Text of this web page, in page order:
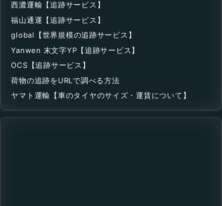
西濃運輸【追跡サービス】
福山通運【追跡サービス】
global【世界規模の追跡サービス】
Yanwen 末文字YP【追跡サービス】
OCS【追跡サービス】
荷物の追跡をURLで調べる方法
ヤマト運輸【車のタイヤのサイズ・運賃について】